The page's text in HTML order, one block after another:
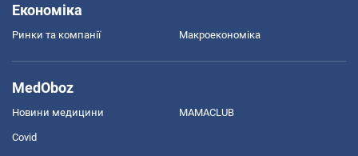
Економіка
Ринки та компанії Макроекономіка
MedOboz
Новини медицини MAMACLUB
Covid